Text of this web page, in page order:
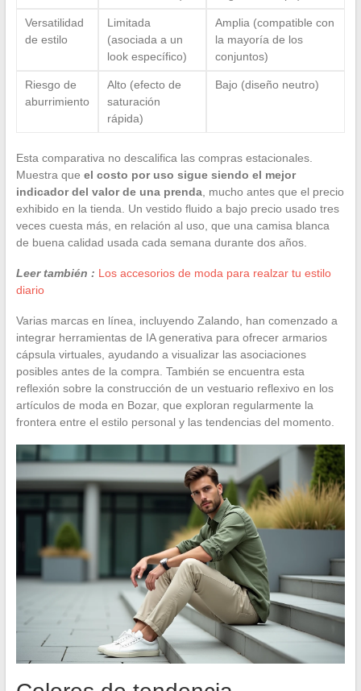
Versatilidad
de estilo
Limitada
(asociada a un
look específico)
Amplia (compatible con
la mayoría de los
conjuntos)
Riesgo de
aburrimiento
Alto (efecto de
saturación
rápida)
Bajo (diseño neutro)
Esta comparativa no descalifica las compras estacionales.
Muestra que el costo por uso sigue siendo el mejor
indicador del valor de una prenda, mucho antes que el precio
exhibido en la tienda. Un vestido fluido a bajo precio usado tres
veces cuesta más, en relación al uso, que una camisa blanca
de buena calidad usada cada semana durante dos años.
Leer también : Los accesorios de moda para realzar tu estilo
diario
Varias marcas en línea, incluyendo Zalando, han comenzado a
integrar herramientas de IA generativa para ofrecer armarios
cápsula virtuales, ayudando a visualizar las asociaciones
posibles antes de la compra. También se encuentra esta
reflexión sobre la construcción de un vestuario reflexivo en los
artículos de moda en Bozar, que exploran regularmente la
frontera entre el estilo personal y las tendencias del momento.